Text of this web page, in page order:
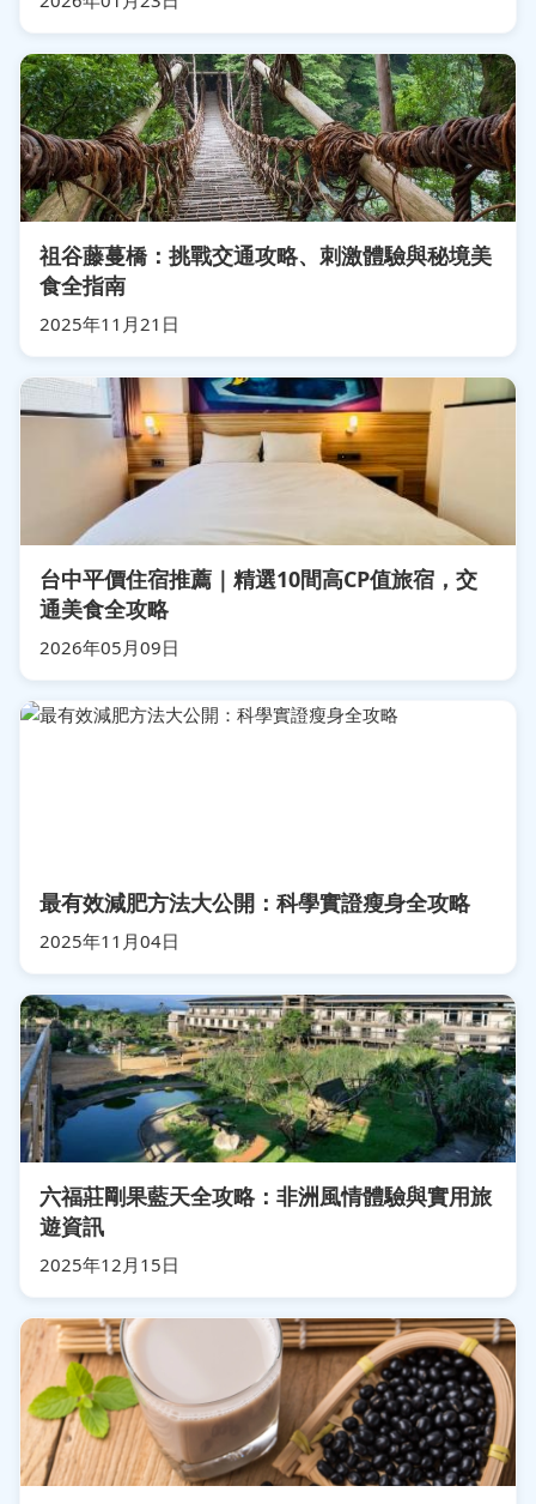
祖谷藤蔓橋：挑戰交通攻略、刺激體驗與秘境美
食全指南
2025年11月21日
台中平價住宿推薦｜精選10間高CP值旅宿，交
通美食全攻略
2026年05月09日
最有效減肥方法大公開：科學實證瘦身全攻略
2025年11月04日
六福莊剛果藍天全攻略：非洲風情體驗與實用旅
遊資訊
2025年12月15日